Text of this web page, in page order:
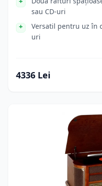
sau CD-uri
Versatil pentru uz în
uri
4336 Lei